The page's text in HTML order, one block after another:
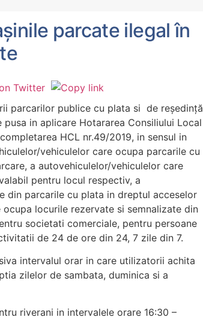
parcate ilegal în
parcarilor publice cu plata si de reședință
in aplicare Hotararea Consiliului Local
HCL nr.49/2019, in sensul in
vehiculelor care ocupa parcarile cu
a autovehiculelor/vehiculelor care
pentru locul respectiv, a
din parcarile cu plata in dreptul acceselor
locurile rezervate si semnalizate din
societati comerciale, pentru persoane
de 24 de ore din 24, 7 zile din 7.
intervalul orar in care utilizatorii achita
zilelor de sambata, duminica si a
riverani in intervalele orare 16:30 –